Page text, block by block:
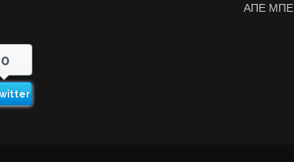
ΑΠΕ ΜΠΕ
0